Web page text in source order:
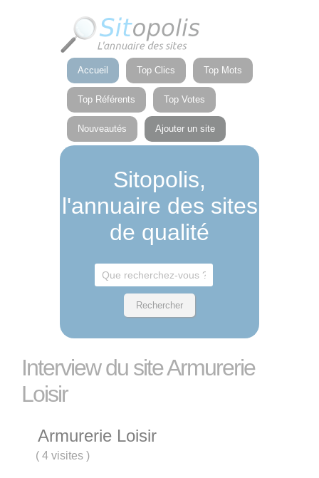
Accueil Top Clics Top Mots
Top Référents Top Votes
Nouveautés Ajouter un site
Sitopolis,
l'annuaire des sites
de qualité
Interview du site Armurerie
Loisir
Armurerie Loisir
( 4 visites)